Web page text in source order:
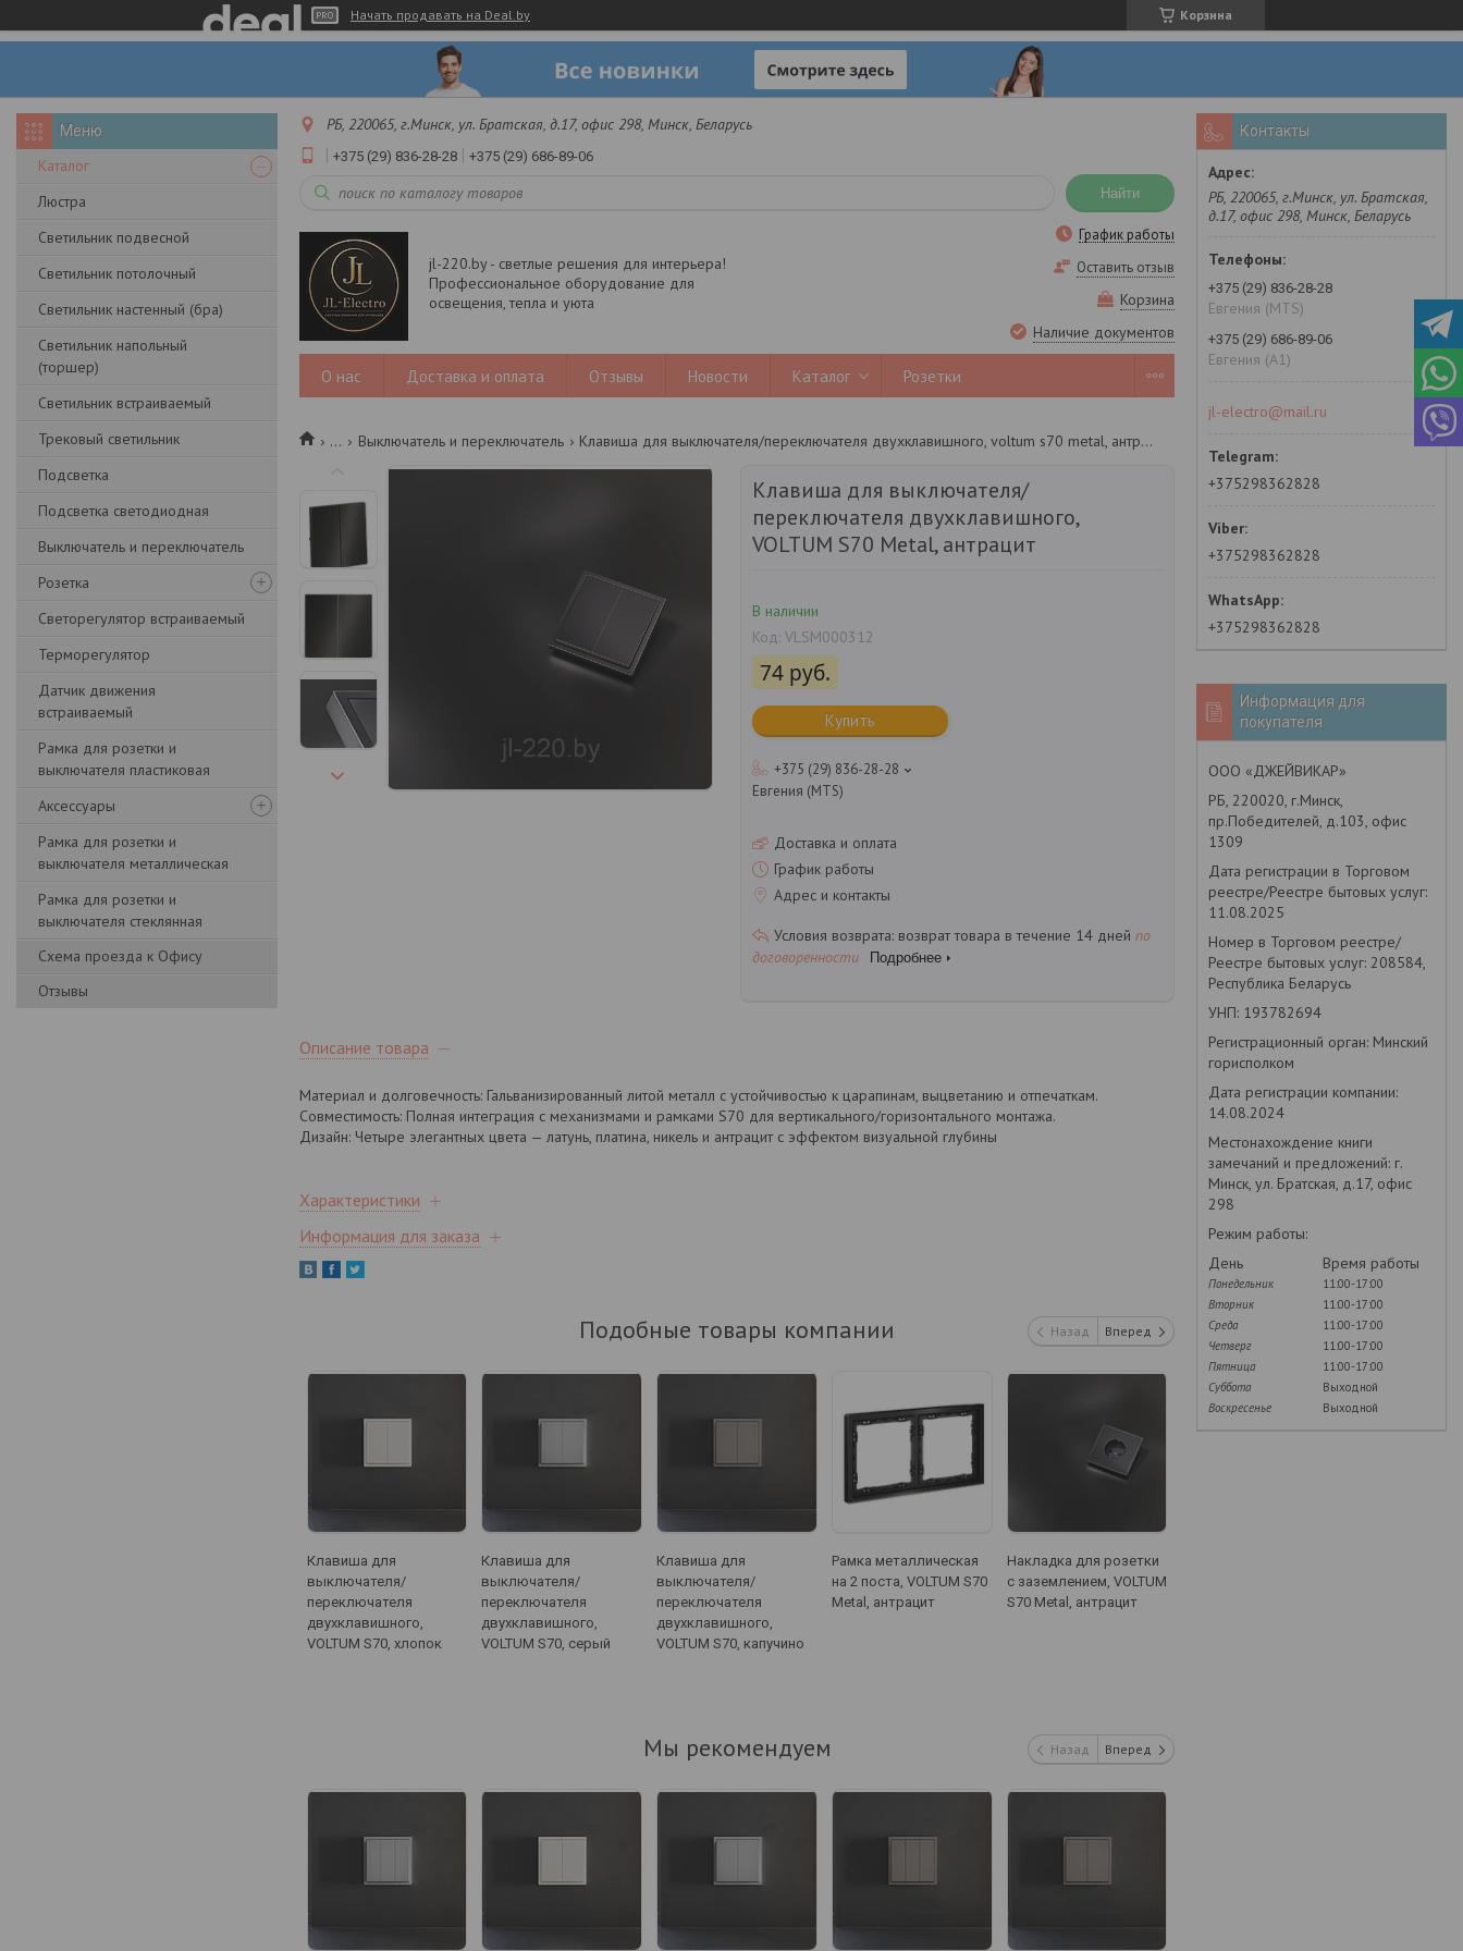
Начать продавать на Deal.by Корзина
Каталог
Люстра
Светильник подвесной
Светильник потолочный
Светильник настенный (бра)
Светильник напольный
(торшер)
Светильник встраиваемый
Трековый светильник
Подсветка
Подсветка светодиодная
Выключатель и переключатель
Розетка
Светорегулятор встраиваемый
Терморегулятор
Датчик движения
встраиваемый
Рамка для розетки и
выключателя пластиковая
Аксессуары
Рамка для розетки и
выключателя металлическая
Рамка для розетки и
выключателя стеклянная
Схема проезда к Офису
Отзывы
РБ, 220065, г.Минск, ул. Братская, д.17, офис 298, Минск, Беларусь
+375 (29) 836-28-28 +375 (29) 686-89-06
Найти
jl-220.by - светлые решения для интерьера!
Профессиональное оборудование для
освещения, тепла и уюта
График работы
Оставить отзыв
Корзина
Наличие документов
О нас Доставка и оплата Отзывы Новости Каталог Розетки
... Выключатель и переключатель Клавиша для выключателя/переключателя двухклавишного, voltum s70 metal, антрацит
Клавиша для выключателя/
переключателя двухклавишного,
VOLTUM S70 Metal, антрацит
В наличии
Код: VLSM000312
74 руб.
Купить
+375 (29) 836-28-28
Евгения (MTS)
Доставка и оплата
График работы
Адрес и контакты
возврат товара в течение 14 дней по
договоренности
Подробнее
Описание товара
Материал и долговечность: Гальванизированный литой металл с устойчивостью к царапинам, выцветанию и отпечаткам.
Совместимость: Полная интеграция с механизмами и рамками S70 для вертикального/горизонтального монтажа.
Дизайн: Четыре элегантных цвета — латунь, платина, никель и антрацит с эффектом визуальной глубины
Характеристики
Информация для заказа
Подобные товары компании Назад Вперед
Клавиша для
выключателя/
переключателя
двухклавишного,
VOLTUM S70, хлопок
Клавиша для
выключателя/
переключателя
двухклавишного,
VOLTUM S70, серый
Клавиша для
выключателя/
переключателя
двухклавишного,
VOLTUM S70, капучино
Рамка металлическая
на 2 поста, VOLTUM S70
Metal, антрацит
Накладка для розетки
с заземлением, VOLTUM
S70 Metal, антрацит
Мы рекомендуем Назад Вперед
Контакты
РБ, 220065, г.Минск, ул. Братская,
д.17, офис 298, Минск, Беларусь
+375 (29) 836-28-28
Евгения (MTS)
+375 (29) 686-89-06
Евгения (A1)
jl-electro@mail.ru
+375298362828
+375298362828
+375298362828
Информация для
покупателя
ООО «ДЖЕЙВИКАР»
РБ, 220020, г.Минск,
пр.Победителей, д.103, офис
1309
Дата регистрации в Торговом
реестре/Реестре бытовых услуг:
11.08.2025
Номер в Торговом реестре/
Реестре бытовых услуг: 208584,
Республика Беларусь
УНП: 193782694
Регистрационный орган: Минский
горисполком
Дата регистрации компании:
14.08.2024
Местонахождение книги
замечаний и предложений: г.
Минск, ул. Братская, д.17, офис
298
Режим работы:
День
Время работы
Понедельник
11:00-17:00
Вторник
11:00-17:00
Среда
11:00-17:00
Четверг
11:00-17:00
Пятница
11:00-17:00
Суббота
Выходной
Воскресенье
Выходной